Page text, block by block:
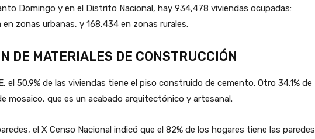
Domingo y en el Distrito Nacional, hay 934,478 viviendas ocupadas:
zonas urbanas, y 168,434 en zonas rurales.
DE MATERIALES DE CONSTRUCCIÓN
el 50.9% de las viviendas tiene el piso construido de cemento. Otro 34.1% de
mosaico, que es un acabado arquitectónico y artesanal.
el X Censo Nacional indicó que el 82% de los hogares tiene las paredes